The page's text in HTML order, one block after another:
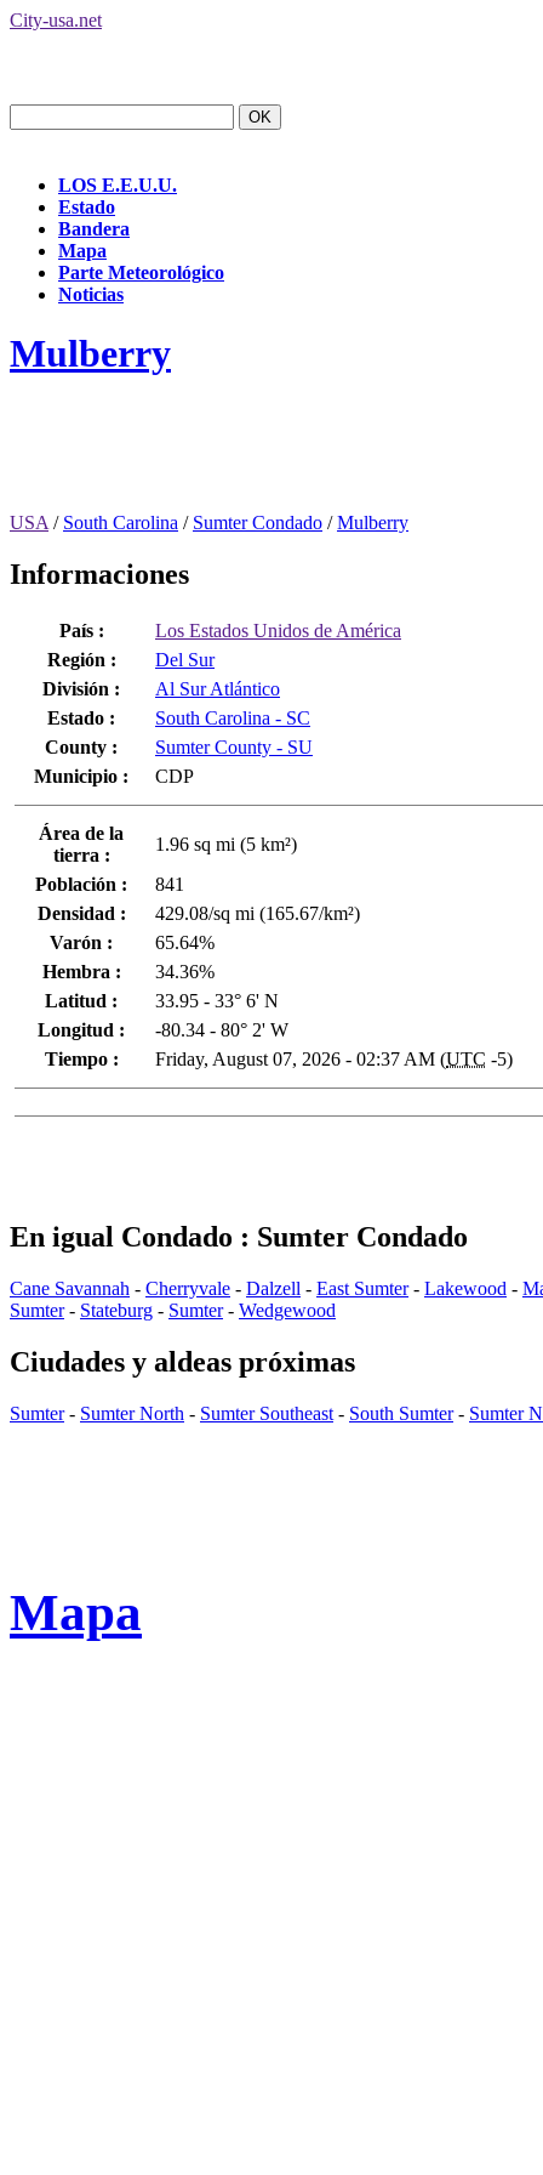
City-usa.net
LOS E.E.U.U.
Estado
Bandera
Mapa
Parte Meteorológico
Noticias
Mulberry
USA / South Carolina / Sumter Condado /Mulberry
Informaciones
País :
Los Estados Unidos de América
Región :
Del Sur
División :
Al Sur Atlántico
Estado :
South Carolina - SC
County :
Sumter County - SU
Municipio :
CDP
Área de la
tierra :
1.96 sq mi (5 km²)
Población :
841
Densidad :
429.08/sq mi (165.67/km²)
Varón :
65.64%
Hembra :
34.36%
Latitud :
33.95 - 33° 6' N
Longitud :
-80.34 - 80° 2' W
Tiempo :
Friday, August 07, 2026 - 02:37 AM (UTC -5)
En igual Condado : Sumter Condado
Cane Savannah - Cherryvale - Dalzell - East Sumter- Lakewood -
Sumter- Stateburg - Sumter- Wedgewood
Ciudades y aldeas próximas
Sumter- Sumter North - Sumter Southeast - South Sumter- Sumter
Mapa